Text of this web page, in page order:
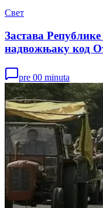
Свет
Застава
надвожњаку код
pre 00 minuta